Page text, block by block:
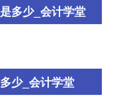
多少_会计学堂
少_会计学堂